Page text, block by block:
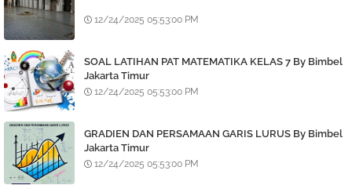
12/24/2025 05:53:00 PM
SOAL LATIHAN PAT MATEMATIKA KELAS 7 By Bimbel
Jakarta Timur
12/24/2025 05:53:00 PM
GRADIEN DAN PERSAMAAN GARIS LURUS By Bimbel
Jakarta Timur
12/24/2025 05:53:00 PM